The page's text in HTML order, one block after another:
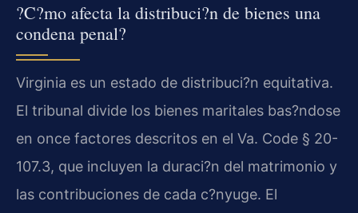
?C?mo afecta la distribuci?n de bienes una
condena penal?
Virginia es un estado de distribuci?n equitativa.
El tribunal divide los bienes maritales bas?ndose
en once factores descritos en el Va. Code § 20-
107.3, que incluyen la duraci?n del matrimonio y
las contribuciones de cada c?nyuge. El